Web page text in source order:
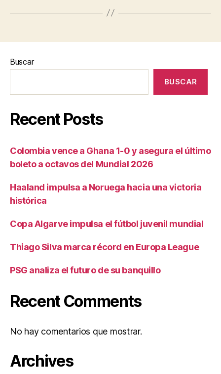
Buscar
BUSCAR
Recent Posts
Colombia vence a Ghana 1-0 y asegura el último
boleto a octavos del Mundial 2026
Haaland impulsa a Noruega hacia una victoria
histórica
Copa Algarve impulsa el fútbol juvenil mundial
Thiago Silva marca récord en Europa League
PSG analiza el futuro de su banquillo
Recent Comments
No hay comentarios que mostrar.
Archives